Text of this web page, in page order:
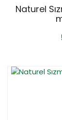
Naturel